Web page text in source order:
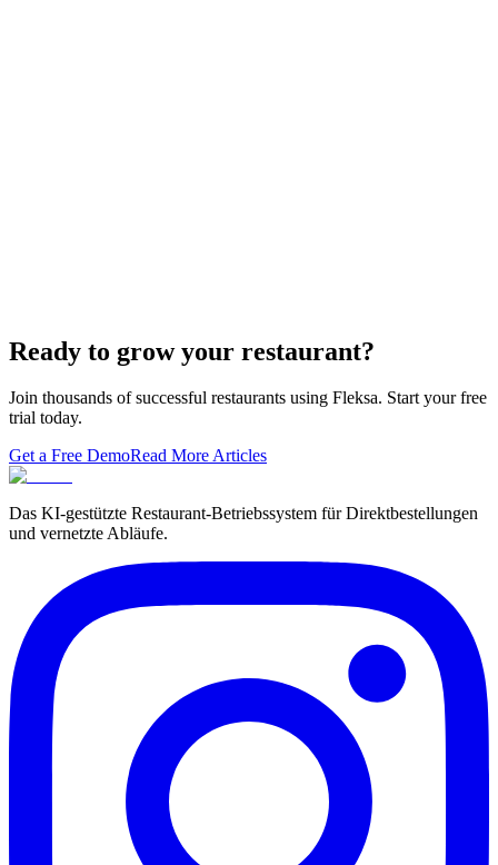
Ready to grow your restaurant?
Join thousands of successful restaurants using Fleksa. Start your free
trial today.
Get a Free DemoRead More Articles
Das KI-gestützte Restaurant-Betriebssystem für Direktbestellungen
und vernetzte Abläufe.